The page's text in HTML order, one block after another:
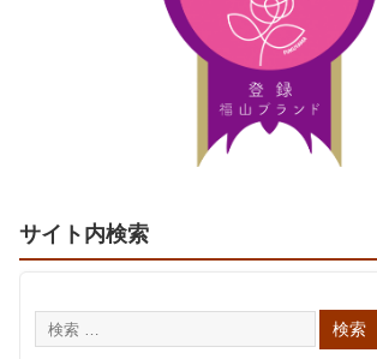
サイト内検索